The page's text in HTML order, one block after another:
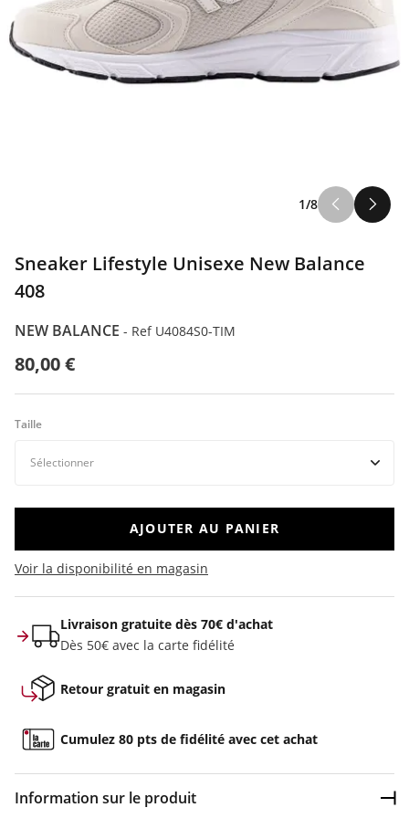
1/8
Sneaker Lifestyle Unisexe New Balance
408
NEW BALANCE - Ref U4084S0-TIM
80,00 €
Taille
AJOUTER AU PANIER
Voir la disponibilité en magasin
Livraison gratuite dès 70€ d'achat
Dès 50€ avec la carte fidélité
Retour gratuit en magasin
Cumulez 80 pts de fidélité avec cet achat
Information sur le produit